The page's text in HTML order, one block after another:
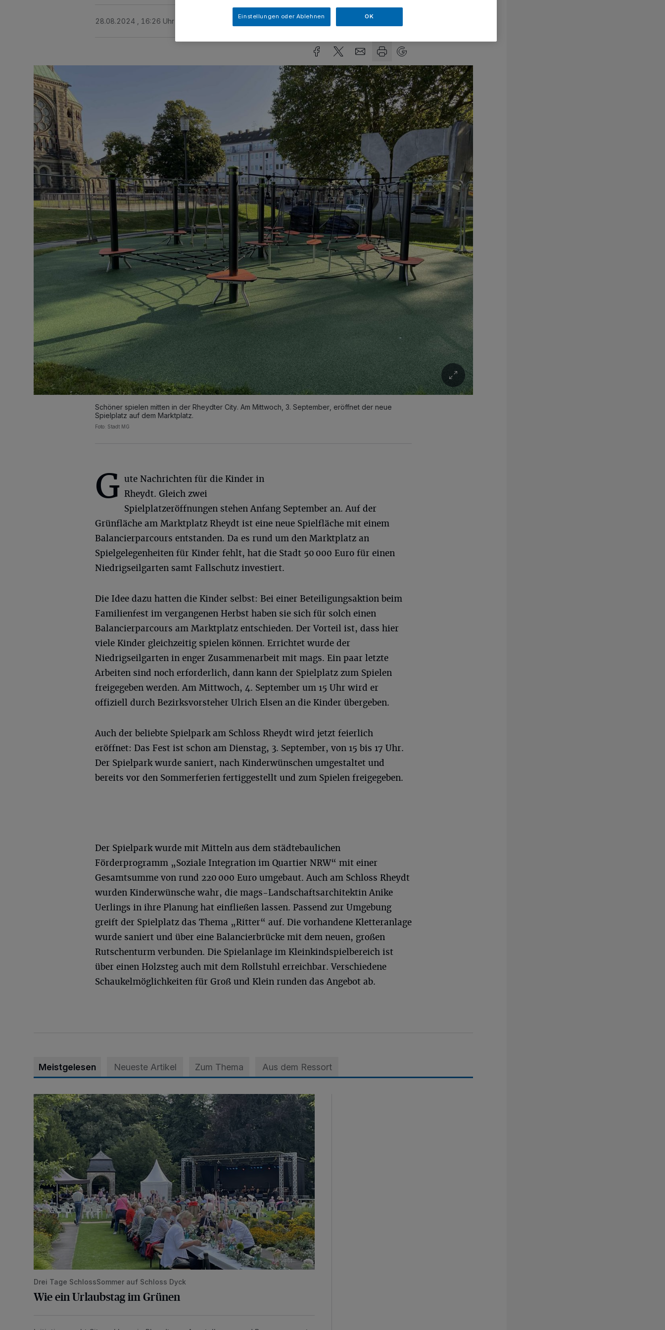
28.08.2024 , 16:26 Uhr Eine Minute Lesezeit
Schöner spielen mitten in der Rheydter City. Am Mittwoch, 3. September, eröffnet der neue
Spielplatz auf dem Marktplatz.
Foto: Stadt MG
G ute Nachrichten für die Kinder in
Rheydt. Gleich zwei
Spielplatzeröffnungen stehen Anfang September an. Auf der
Grünfläche am Marktplatz Rheydt ist eine neue Spielfläche mit einem
Balancierparcours entstanden. Da es rund um den Marktplatz an
Spielgelegenheiten für Kinder fehlt, hat die Stadt 50 000 Euro für einen
Niedrigseilgarten samt Fallschutz investiert.
Die Idee dazu hatten die Kinder selbst: Bei einer Beteiligungsaktion beim
Familienfest im vergangenen Herbst haben sie sich für solch einen
Balancierparcours am Marktplatz entschieden. Der Vorteil ist, dass hier
viele Kinder gleichzeitig spielen können. Errichtet wurde der
Niedrigseilgarten in enger Zusammenarbeit mit mags. Ein paar letzte
Arbeiten sind noch erforderlich, dann kann der Spielplatz zum Spielen
freigegeben werden. Am Mittwoch, 4. September um 15 Uhr wird er
offiziell durch Bezirksvorsteher Ulrich Elsen an die Kinder übergeben.
Auch der beliebte Spielpark am Schloss Rheydt wird jetzt feierlich
eröffnet: Das Fest ist schon am Dienstag, 3. September, von 15 bis 17 Uhr.
Der Spielpark wurde saniert, nach Kinderwünschen umgestaltet und
bereits vor den Sommerferien fertiggestellt und zum Spielen freigegeben.
Der Spielpark wurde mit Mitteln aus dem städtebaulichen
Förderprogramm „Soziale Integration im Quartier NRW“ mit einer
Gesamtsumme von rund 220 000 Euro umgebaut. Auch am Schloss Rheydt
wurden Kinderwünsche wahr, die mags-Landschaftsarchitektin Anike
Uerlings in ihre Planung hat einfließen lassen. Passend zur Umgebung
greift der Spielplatz das Thema „Ritter“ auf. Die vorhandene Kletteranlage
wurde saniert und über eine Balancierbrücke mit dem neuen, großen
Rutschenturm verbunden. Die Spielanlage im Kleinkindspielbereich ist
über einen Holzsteg auch mit dem Rollstuhl erreichbar. Verschiedene
Schaukelmöglichkeiten für Groß und Klein runden das Angebot ab.
Meistgelesen Neueste Artikel Zum Thema Aus dem Ressort
Wie ein Urlaubstag im Grünen
Drei Tage SchlossSommer auf Schloss Dyck
Wie ein Urlaubstag im Grünen
Einstellungen oder Ablehnen OK